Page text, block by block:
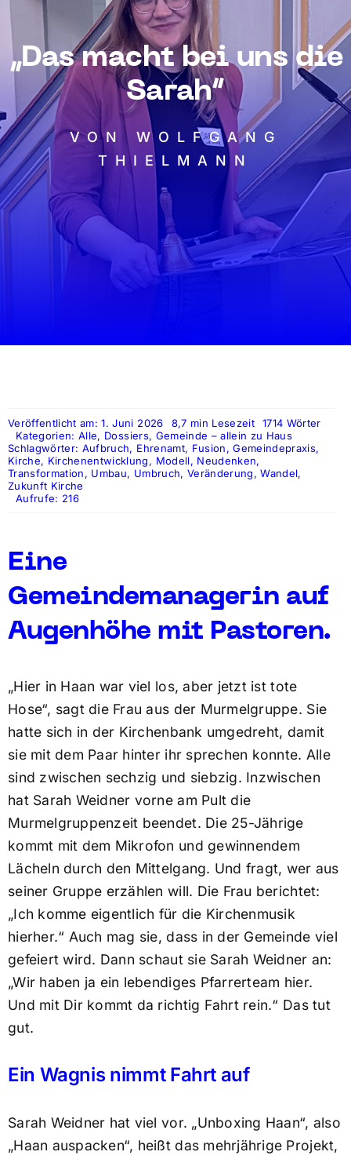
„Das macht bei uns die
Sarah“
VON WOLFGANG
THIELMANN
Veröffentlicht am: 1. Juni 2026 8,7 min Lesezeit
1714 Wörter
Kategorien:Alle, Dossiers, Gemeinde – allein zu Haus
Schlagwörter: Aufbruch, Ehrenamt, Fusion,Gemeindepraxis,
Kirche, Kirchenentwicklung, Modell, Neudenken,
Transformation, Umbau, Umbruch, Veränderung,Wandel,
Zukunft Kirche
Aufrufe: 216
Eine
Gemeindemanagerin auf
Augenhöhe mit Pastoren.
„Hier in Haan war viel los, aber jetzt ist tote
Hose“, sagt die Frau aus der Murmelgruppe. Sie
hatte sich in der Kirchenbank umgedreht, damit
sie mit dem Paar hinter ihr sprechen konnte. Alle
sind zwischen sechzig und siebzig. Inzwischen
hat Sarah Weidner vorne am Pult die
Murmelgruppenzeit beendet. Die 25-Jährige
kommt mit dem Mikrofon und gewinnendem
Lächeln durch den Mittelgang. Und fragt, wer aus
seiner Gruppe erzählen will. Die Frau berichtet:
„Ich komme eigentlich für die Kirchenmusik
hierher.“ Auch mag sie, dass in der Gemeinde viel
gefeiert wird. Dann schaut sie Sarah Weidner an:
„Wir haben ja ein lebendiges Pfarrerteam hier.
Und mit Dir kommt da richtig Fahrt rein.“ Das tut
gut.
Ein Wagnis nimmt Fahrt auf
Sarah Weidner hat viel vor. „Unboxing Haan“, also
„Haan auspacken“, heißt das mehrjährige Projekt,